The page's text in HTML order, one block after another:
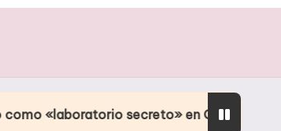
secreto» en Orlando Culpa de